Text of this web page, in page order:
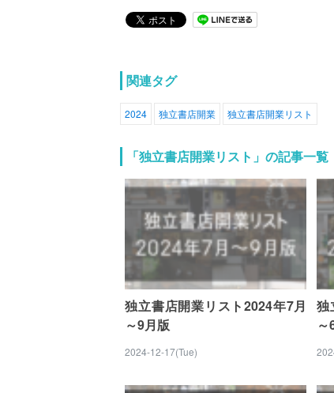
関連タグ
2024 独立書店開業 独立書店開業リスト
「独立書店開業リスト」の記事一覧
独立書店開業リスト2024年7月
～9月版
2024-12-17(Tue)
独
～